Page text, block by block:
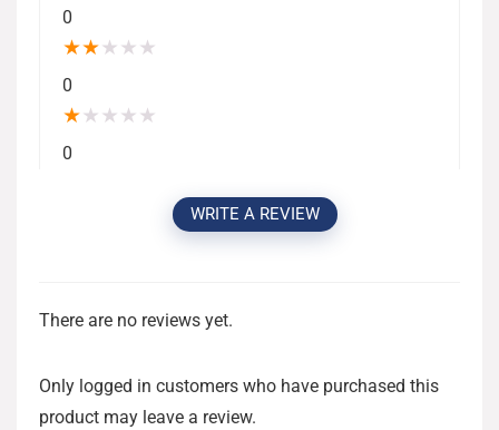
0
★★★ ★ ★
0
★★ ★ ★ ★
0
WRITE A REVIEW
There are no reviews yet.
Only logged in customers who have purchased this
product may leave a review.